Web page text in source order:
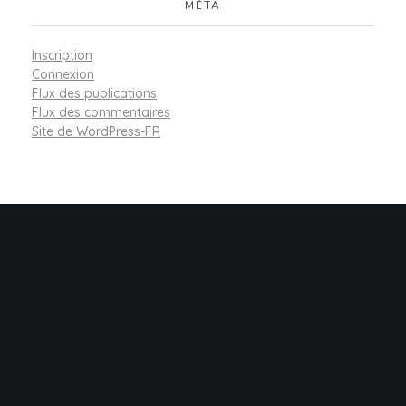
MÉTA
Inscription
Connexion
Flux des publications
Flux des commentaires
Site de WordPress-FR